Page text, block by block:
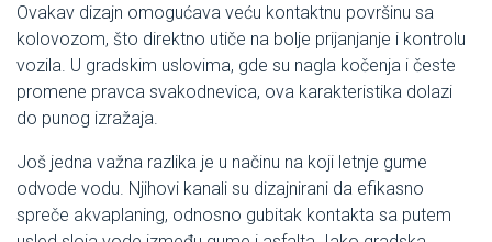
Ovakav dizajn omogućava veću kontaktnu površinu sa
kolovozom, što direktno utiče na bolje prijanjanje i kontrolu
vozila. U gradskim uslovima, gde su nagla kočenja i česte
promene pravca svakodnevica, ova karakteristika dolazi
do punog izražaja.
Još jedna važna razlika je u načinu na koji letnje gume
odvode vodu. Njihovi kanali su dizajnirani da efikasno
spreče akvaplaning, odnosno gubitak kontakta sa putem